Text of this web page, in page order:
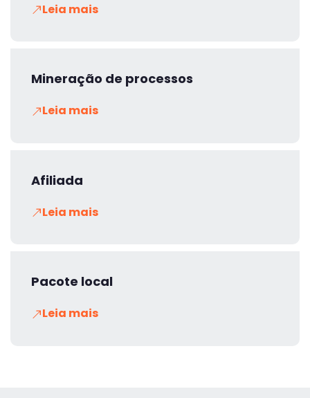
Leia mais
Mineração de processos
Leia mais
Afiliada
Leia mais
Pacote local
Leia mais